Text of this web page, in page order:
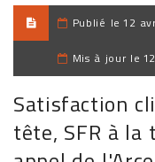
Publié le 12
Mis à jour le
Satisfaction
tête, SFR à